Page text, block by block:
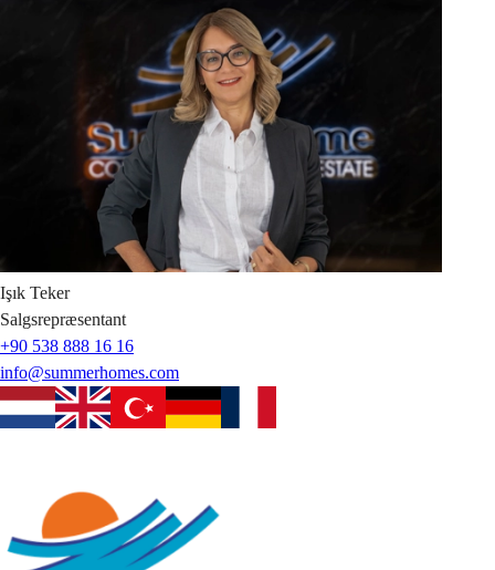
Işık Teker
Salgsrepræsentant
+90 538 888 16 16
info@summerhomes.com